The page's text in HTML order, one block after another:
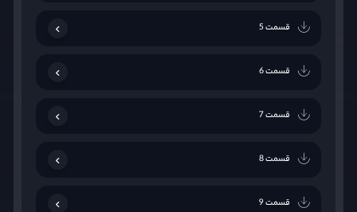
قسمت 5
قسمت 6
قسمت 7
قسمت 8
قسمت 9